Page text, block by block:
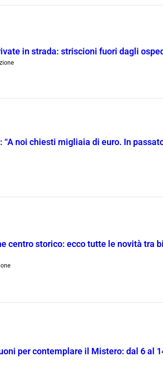
in strada: striscioni fuori dagli
“A noi chiesti migliaia di euro. In
centro storico: ecco tutte le novità tra
per contemplare il Mistero: dal 6 al